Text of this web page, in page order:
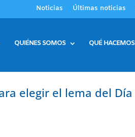
Noticias Últimas noticias
QUIÉNES SOMOS QUÉ HACEMOS
elegir el lema del Día